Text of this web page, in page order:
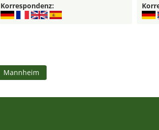
Korrespondenz:
Mannheim